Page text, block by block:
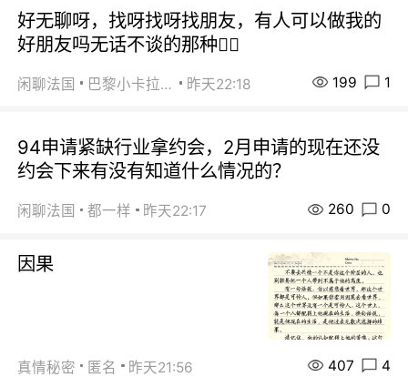
好无聊呀，找呀找呀找朋友，有人可以做我的
好朋友吗无话不谈的那种😮‍💨
闲聊法国 巴黎小卡拉咪 昨天22:18 199 1
94申请紧缺行业拿约会，2月申请的现在还没
约会下来有没有知道什么情况的？
闲聊法国 都一样 昨天22:17 260 0
因果
真情秘密 匿名 昨天21:56 407 4